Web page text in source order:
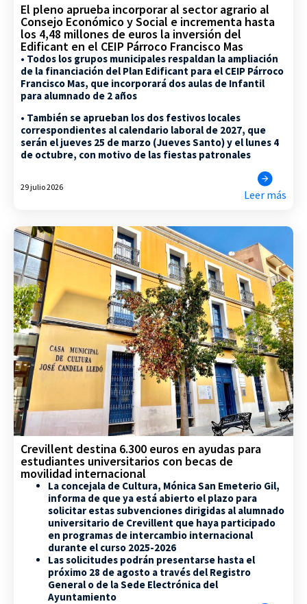
El pleno aprueba incorporar al sector agrario al
Consejo Económico y Social e incrementa hasta
los 4,48 millones de euros la inversión del
Edificant en el CEIP Párroco Francisco Mas
• Todos los grupos municipales respaldan la ampliación
de la financiación del Plan Edificant para el CEIP Párroco
Francisco Mas, que incorporará dos aulas de Infantil
para alumnado de 2 años
• También se aprueban los dos festivos locales
correspondientes al calendario laboral de 2027, que
serán el jueves 25 de marzo (Jueves Santo) y el lunes 4
de octubre, con motivo de las fiestas patronales
29 julio 2026
Leer más
Crevillent destina 6.300 euros en ayudas para
estudiantes universitarios con becas de
movilidad internacional
La concejala de Cultura, Mónica San Emeterio Gil,
informa de que ya está abierto el plazo para
solicitar estas subvenciones dirigidas al alumnado
universitario de Crevillent que haya participado
en programas de intercambio internacional
durante el curso 2025-2026
Las solicitudes podrán presentarse hasta el
próximo 28 de agosto a través del Registro
General o de la Sede Electrónica del
Ayuntamiento